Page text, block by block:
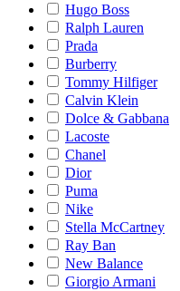
Hugo Boss
Ralph Lauren
Prada
Burberry
Tommy Hilfiger
Calvin Klein
Dolce & Gabbana
Lacoste
Chanel
Dior
Puma
Nike
Stella McCartney
Ray Ban
New Balance
Giorgio Armani